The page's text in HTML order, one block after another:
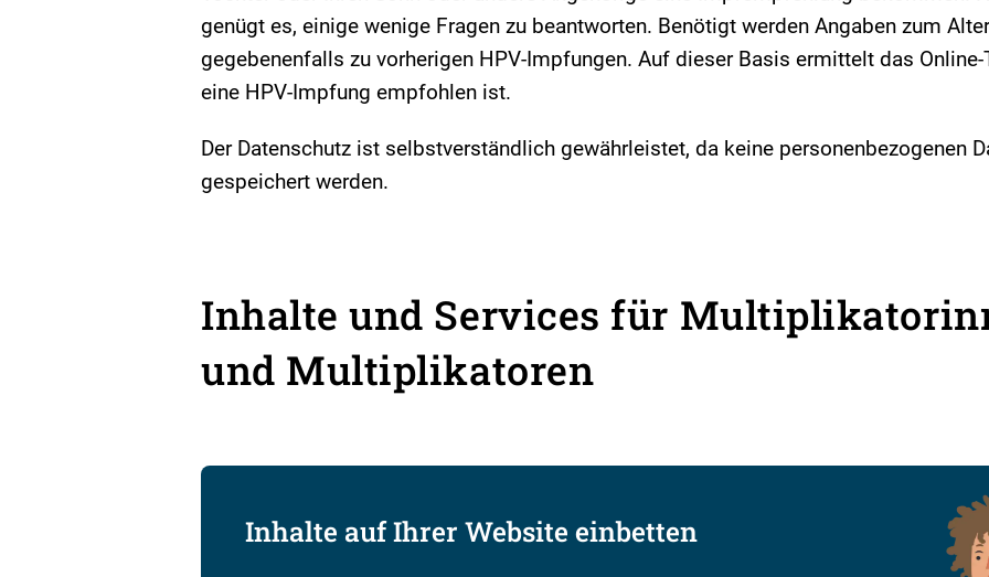
genügt es, einige wenige Fragen zu beantworten. Benötigt werden Angaben zum
gegebenenfalls zu vorherigen HPV-Impfungen. Auf dieser Basis ermittelt das
eine HPV-Impfung empfohlen ist.
Der Datenschutz ist selbstverständlich gewährleistet, da keine personenbezogenen
gespeichert werden.
Inhalte und Services für
und Multiplikatoren
Inhalte auf Ihrer Website einbetten